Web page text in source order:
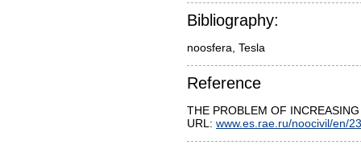
Bibliography:
Reference
THE PROBLEM OF
URL: www.es.rae.ru/noocivil/en/